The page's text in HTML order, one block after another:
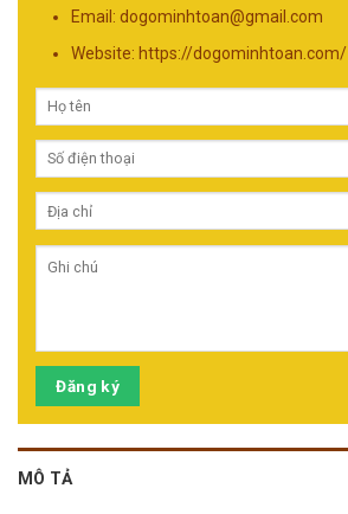
Email: dogominhtoan@gmail.com
Website: https://dogominhtoan.com/
Đăng ký
MÔ TẢ